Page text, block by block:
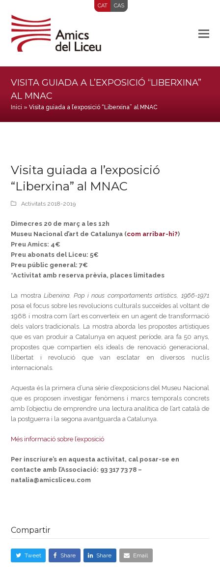
CAT CAS
VISITA GUIADA A L’EXPOSICIÓ “LIBERXINA”
AL MNAC
Inici »Visita guiada a l’exposició “Liberxina” al MNAC
Visita guiada a l’exposició
“Liberxina” al MNAC
Activitats 2018-2019
Dimecres 20 de març a les 12h
Museu Nacional d’art de Catalunya (com arribar-hi?)
Preu Amics: 4€
Preu abonats del Liceu: 5€
Preu públic general: 7€
*Activitat amb reserva prèvia, places limitades
La mostraLiberxina. Pop i nous comportaments artístics, 1966-1971
posa el focus sobre les revolucions culturals succeïdes al voltant de
1968 i mostra com l’art es converteix en un agent de transformació
dels valors tradicionals. La mostra aborda les propostes artístiques
que es van produir a Catalunya en aquest període, ara fa 50 anys,
propostes que compartien els ideals de renovació generacional,
llibertat i revolució que van esclatar en diversos nuclis
internacionals.
Aquesta és la primera d’una sèrie d’exposicions del Museu Nacional
que es proposen investigar fenòmens i marcs temporals concrets
amb l’objectiu de emprendre una lectura analítica de l’art català de
la postguerra i la segona avantguarda a Catalunya.
Més informació sobre l’exposició
Per inscriure’s en aquesta activitat, cal posar-se en
contacte amb l’Associació: 93 317 73 78 –
natalia@amicsliceu.com
Compartir
Tweet Share Share Email